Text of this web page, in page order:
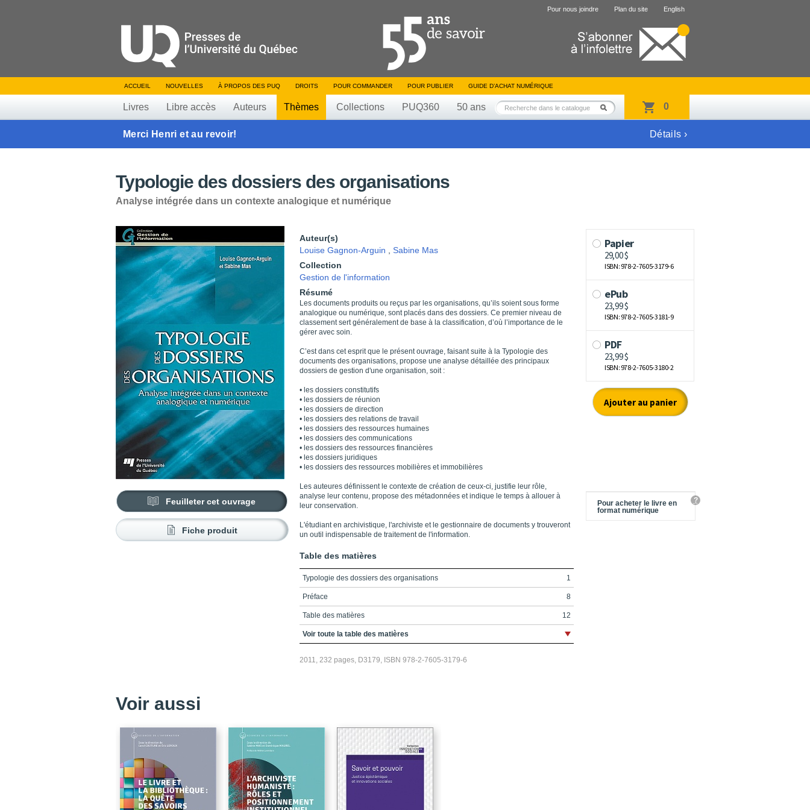
Pour nous joindre Plan du site English
ACCUEIL NOUVELLES À PROPOS DES PUQ DROITS POUR COMMANDER POUR PUBLIER GUIDE D’ACHAT NUMÉRIQUE
Livres Libre accès Auteurs Thèmes Collections PUQ360 50 ans 0
Merci Henri et au revoir! Détails ›
Typologie des dossiers des organisations
Analyse intégrée dans un contexte analogique et numérique
Feuilleter cet ouvrage
Fiche produit
Auteur(s)
Louise Gagnon-Arguin
Sabine Mas
Collection
Gestion de l'information
Résumé
Les documents produits ou reçus par les organisations, qu’ils soient sous forme
analogique ou numérique, sont placés dans des dossiers. Ce premier niveau de
classement sert généralement de base à la classification, d’où l’importance de le
gérer avec soin.
C’est dans cet esprit que le présent ouvrage, faisant suite à la Typologie des
documents des organisations, propose une analyse détaillée des principaux
dossiers de gestion d'une organisation, soit :
• les dossiers constitutifs
• les dossiers de réunion
• les dossiers de direction
• les dossiers des relations de travail
• les dossiers des ressources humaines
• les dossiers des communications
• les dossiers des ressources financières
• les dossiers juridiques
• les dossiers des ressources mobilières et immobilières
Les auteures définissent le contexte de création de ceux-ci, justifie leur rôle,
analyse leur contenu, propose des métadonnées et indique le temps à allouer à
leur conservation.
L'étudiant en archivistique, l'archiviste et le gestionnaire de documents y trouveront
un outil indispensable de traitement de l'information.
Table des matières
Typologie des dossiers des organisations 1
Préface 8
Table des matières 12
Remerciements 16
consignée - en guide d'introduction
Dossiers de direction
Dossiers des relations de travail
Dossiers des ressources humaines
Voir toute la table des matières
2011, 232 pages, D3179, ISBN 978-2-7605-3179-6
Pour acheter le livre en
format numérique
?
Voir aussi